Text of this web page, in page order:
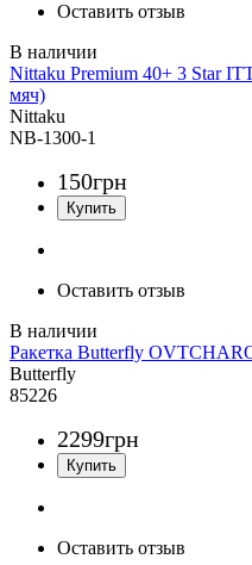
Оставить отзыв
Nittaku Premium 40+ 3 Star
мяч)
Nittaku
NB-1300-1
150грн
Оставить отзыв
Ракетка Butterfly
Butterfly
85226
2299грн
Оставить отзыв